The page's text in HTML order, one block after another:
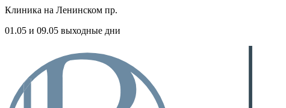
Клиника на Ленинском пр.
01.05 и 09.05 выходные дни